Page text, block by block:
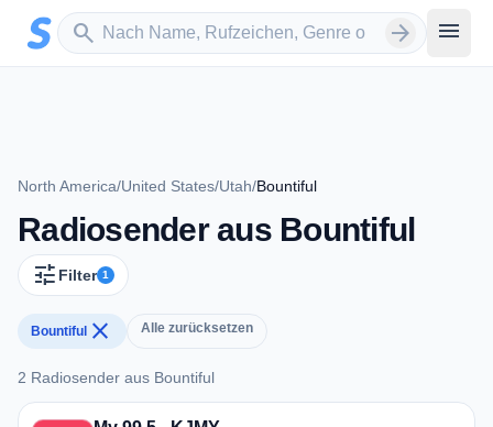
Zum Hauptinhalt springen
search
Sender suchen arrow_forward menu
North America/United States/Utah/Bountiful
Radiosender aus Bountiful
tune Filter 1
Bountiful close Alle zurücksetzen
2 Radiosender aus Bountiful
2 Radiosender aus Bountiful